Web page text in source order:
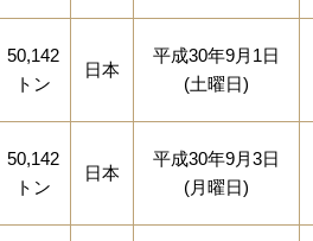
50,142
トン
日本
平成30年9月1日
(土曜日)
50,142
トン
日本
平成30年9月3日
(月曜日)